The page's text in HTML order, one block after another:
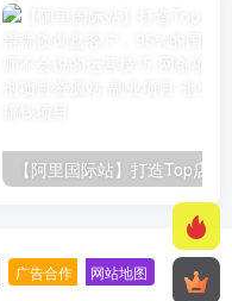
广告合作 网站地图